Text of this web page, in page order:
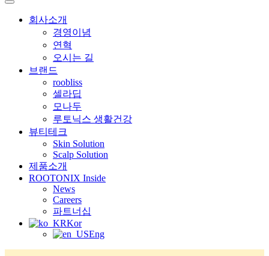
회사소개
경영이념
연혁
오시는 길
브랜드
roobliss
셀라딥
모나두
루토닉스 생활건강
뷰티테크
Skin Solution
Scalp Solution
제품소개
ROOTONIX Inside
News
Careers
파트너십
Kor
Eng